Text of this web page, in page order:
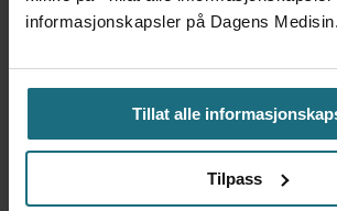
informasjonskapsler på Dagens Medisin.
Tillat alle
Tilpass
Trump-
bevilger over 2
kampen mot ebola